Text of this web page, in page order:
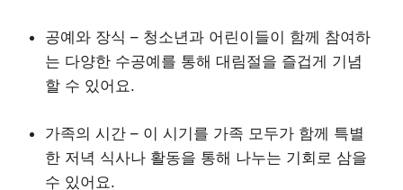
공예와 장식 – 청소년과 어린이들이 함께 참여하
는 다양한 수공예를 통해 대림절을 즐겁게 기념
할 수 있어요.
가족의 시간 – 이 시기를 가족 모두가 함께 특별
한 저녁 식사나 활동을 통해 나누는 기회로 삼을
수 있어요.